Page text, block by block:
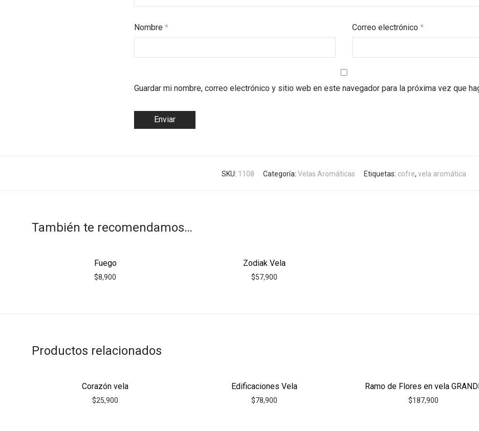
Nombre * Correo electrónico*
Guardar mi nombre, correo electrónico y sitio web en este navegador para la próxima vez que
SKU: 1108 Categoría: Velas Aromáticas Etiquetas: cofre, vela aromática
También te recomendamos…
Fuego
$8,900
Zodiak Vela
$57,900
Productos relacionados
Corazón vela
$25,900
Edificaciones Vela
$78,900
Ramo de Flores en vela
$187,900